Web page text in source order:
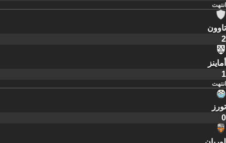
انتهت
تاوون
2
أماينز
1
انتهت
تورز
0